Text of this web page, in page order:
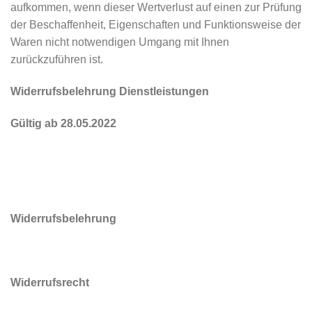
aufkommen, wenn dieser Wertverlust auf einen zur Prüfung
der Beschaffenheit, Eigenschaften und Funktionsweise der
Waren nicht notwendigen Umgang mit Ihnen
zurückzuführen ist.
Widerrufsbelehrung Dienstleistungen
Gültig ab 28.05.2022
Widerrufsbelehrung
Widerrufsrecht